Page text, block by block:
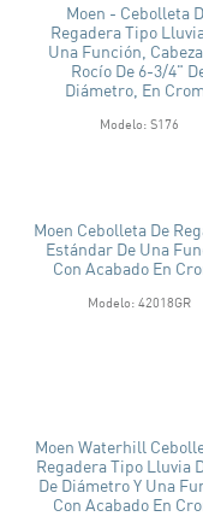
Moen - Cebolleta
Regadera Tipo
Una Función,
Rocío De 6-3/4"
Diámetro, En
Modelo: S176
Moen Cebolleta De
Estándar De Una
Con Acabado En
Modelo: 42018GR
Moen Waterhill
Regadera Tipo Lluvia
De Diámetro Y Una
Con Acabado En